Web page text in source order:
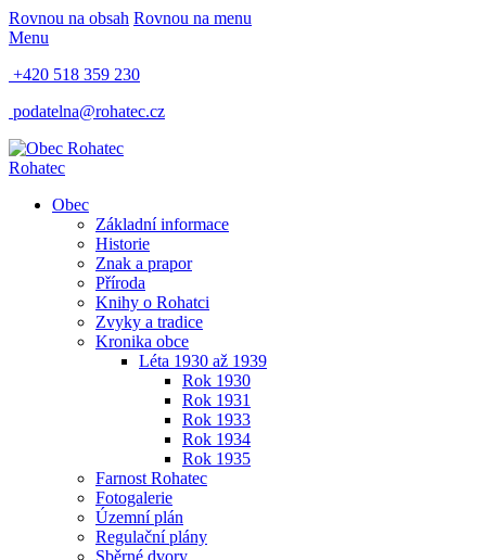
Rovnou na obsah Rovnou na menu
Menu
+420 518 359 230
podatelna@rohatec.cz
Rohatec
Obec
Základní informace
Historie
Znak a prapor
Příroda
Knihy o Rohatci
Zvyky a tradice
Kronika obce
Léta 1930 až 1939
Rok 1930
Rok 1931
Rok 1933
Rok 1934
Rok 1935
Farnost Rohatec
Fotogalerie
Územní plán
Regulační plány
Sběrné dvory